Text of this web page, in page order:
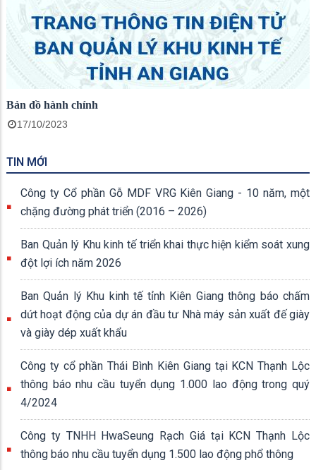
Bản đồ hành chính
17/10/2023
TIN MỚI
Công ty Cổ phần Gỗ MDF VRG Kiên Giang - 10 năm, một
chặng đường phát triển (2016 – 2026)
Ban Quản lý Khu kinh tế triển khai thực hiện kiểm soát xung
đột lợi ích năm 2026
Ban Quản lý Khu kinh tế tỉnh Kiên Giang thông báo chấm
dứt hoạt động của dự án đầu tư Nhà máy sản xuất đế giày
và giày dép xuất khẩu
Công ty cổ phần Thái Bình Kiên Giang tại KCN Thạnh Lộc
thông báo nhu cầu tuyển dụng 1.000 lao động trong quý
4/2024
Công ty TNHH HwaSeung Rạch Giá tại KCN Thạnh Lộc
thông báo nhu cầu tuyển dụng 1.500 lao động phổ thông